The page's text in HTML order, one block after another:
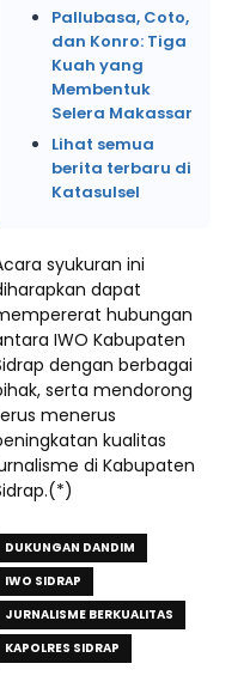
Pallubasa, Coto,
dan Konro: Tiga
Kuah yang
Membentuk
Selera Makassar
Lihat semua
berita terbaru di
Katasulsel
syukuran ini
dapat
hubungan
IWO Kabupaten
dengan berbagai
serta mendorong
menerus
kualitas
di Kabupaten
DUKUNGAN DANDIM
IWO SIDRAP
JURNALISME BERKUALITAS
KAPOLRES SIDRAP